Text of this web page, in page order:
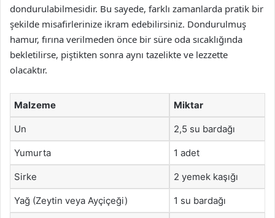
dondurulabilmesidir. Bu sayede, farklı zamanlarda pratik bir
şekilde misafirlerinize ikram edebilirsiniz. Dondurulmuş
hamur, fırına verilmeden önce bir süre oda sıcaklığında
bekletilirse, piştikten sonra aynı tazelikte ve lezzette
olacaktır.
Malzeme Miktar
Un 2,5 su bardağı
Yumurta 1 adet
Sirke 2 yemek kaşığı
Yağ (Zeytin veya Ayçiçeği) 1 su bardağı